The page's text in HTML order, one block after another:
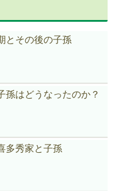
とその後の子孫
孫はどうなったのか？
多秀家と子孫